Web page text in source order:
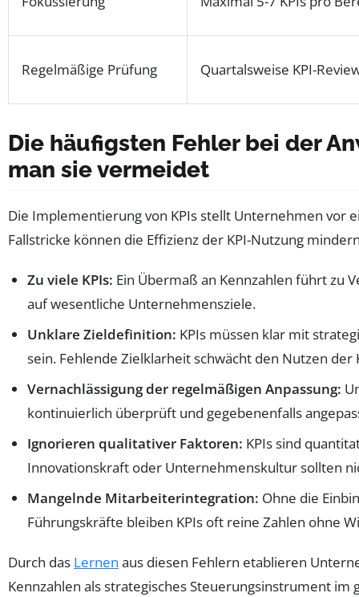
Regelmäßige Prüfung Quartalsweise KPI-
Die häufigsten Fehler bei der
man sie vermeidet
Die Implementierung von KPIs stellt Unternehmen vor
Fallstricke können die Effizienz der KPI-Nutzung
Zu viele KPIs: Ein Übermaß an Kennzahlen führt zu
auf wesentliche Unternehmensziele.
Unklare Zieldefinition: KPIs müssen klar mit
sein. Fehlende Zielklarheit schwächt den Nutzen der
Vernachlässigung der regelmäßigen Anpassung:
kontinuierlich überprüft und gegebenenfalls
Ignorieren qualitativer Faktoren: KPIs sind
Innovationskraft oder Unternehmenskultur sollten
Mangelnde Mitarbeiterintegration: Ohne die
Führungskräfte bleiben KPIs oft reine Zahlen ohne
Durch das Lernen aus diesen Fehlern etablieren
Kennzahlen als strategisches Steuerungsinstrument